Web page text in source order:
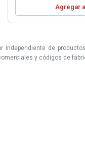
Agregar
independiente de
y códigos de